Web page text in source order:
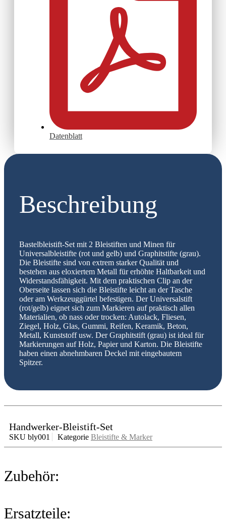
Datenblatt
Beschreibung
Bastelbleistift-Set mit 2 Bleistiften und Minen für
Universalbleistifte (rot und gelb) und Graphitstifte (grau).
Die Bleistifte sind von extrem starker Qualität und
bestehen aus eloxiertem Metall für erhöhte Haltbarkeit und
Widerstandsfähigkeit. Mit dem praktischen Clip an der
Oberseite lassen sich die Bleistifte leicht an der Tasche
oder am Werkzeuggürtel befestigen. Der Universalstift
(rot/gelb) eignet sich zum Markieren auf praktisch allen
Materialien, ob nass oder trocken: Autolack, Fliesen,
Ziegel, Holz, Glas, Gummi, Reifen, Keramik, Beton,
Metall, Kunststoff usw. Der Graphitstift (grau) ist ideal für
Markierungen auf Holz, Papier und Karton. Die Bleistifte
haben einen abnehmbaren Deckel mit eingebautem
Spitzer.
Handwerker-Bleistift-Set
SKU bly001 Kategorie Bleistifte & Marker
Zubehör:
Ersatzteile: